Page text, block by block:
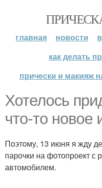
главная новости
как делать
прически и макияж
Хотелось
что-то новое
Поэтому, 13 июня я жду
парочки на фотопроект
автомобилем.